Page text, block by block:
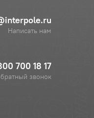
Написать нам
700 18 17
звонок